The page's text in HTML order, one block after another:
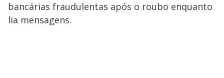
bancárias fraudulentas após o roubo enquanto
lia mensagens.